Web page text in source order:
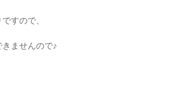
すので、
ませんので♪